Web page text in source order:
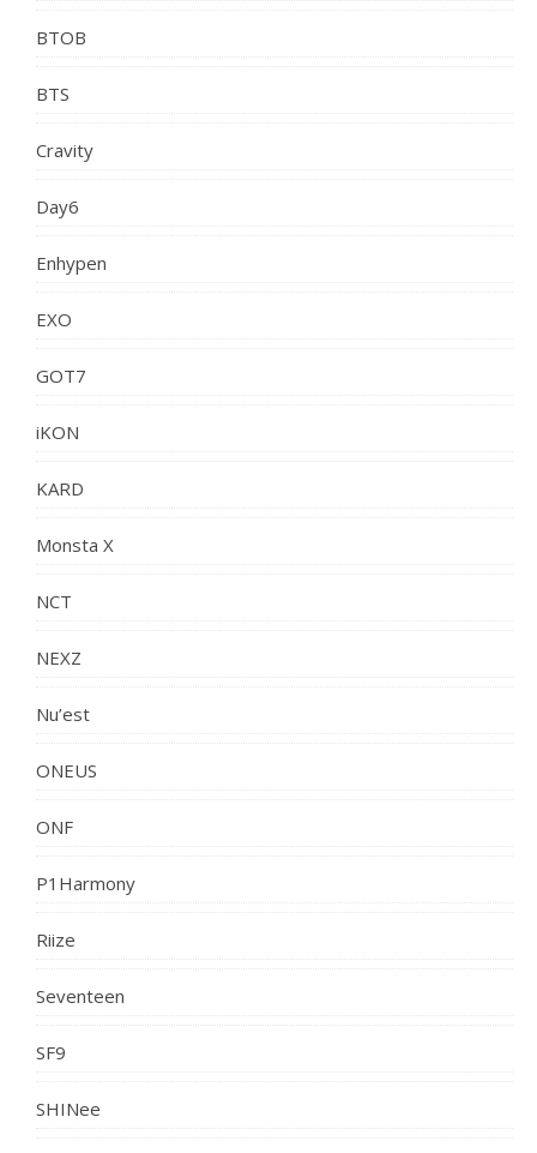
BTOB
BTS
Cravity
Day6
Enhypen
EXO
GOT7
iKON
KARD
Monsta X
NCT
NEXZ
Nu’est
ONEUS
ONF
P1Harmony
Riize
Seventeen
SF9
SHINee